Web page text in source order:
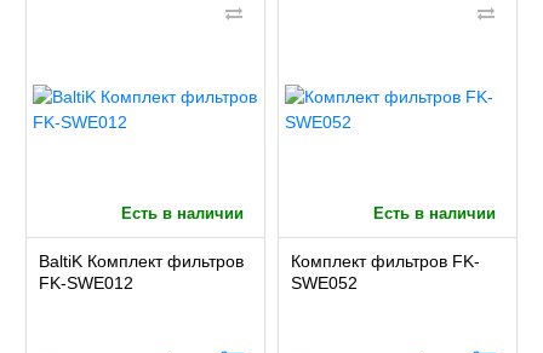
Есть в наличии
BaltiK Комплект фильтров
FK-SWE012
Есть в наличии
Комплект фильтров FK-
SWE052